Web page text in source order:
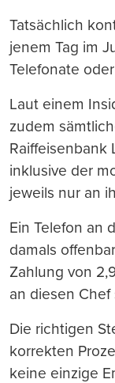
Tatsächlich
jenem Tag im
Telefonate
Laut einem
zudem
Raiffeisenbank
inklusive der
jeweils nur an
Ein Telefon an
damals
Zahlung von
an diesen
Die richtigen
korrekten
keine einzige